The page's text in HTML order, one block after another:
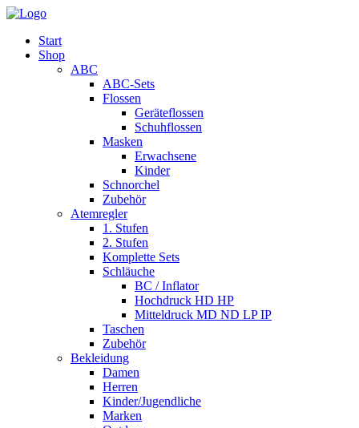
Start
Shop
ABC
ABC-Sets
Flossen
Geräteflossen
Schuhflossen
Masken
Erwachsene
Kinder
Schnorchel
Zubehör
Atemregler
1. Stufen
2. Stufen
Komplette Sets
Schläuche
BC / Inflator
Hochdruck HD HP
Mitteldruck MD ND LP IP
Taschen
Zubehör
Bekleidung
Damen
Herren
Kinder/Jugendliche
Marken